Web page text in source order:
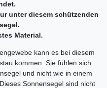
unter diesem schützenden
Material.
kann es bei diesem
kommen. Sie fühlen sich
und nicht wie in einem
Sonnensegel sind nicht